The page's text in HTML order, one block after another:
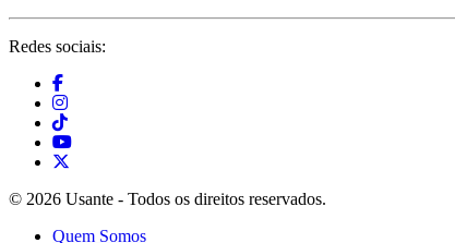
Redes sociais:
© 2026 Usante - Todos os direitos reservados.
Quem Somos